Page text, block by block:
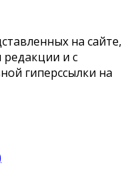
на сайте,
и с
гиперссылки на